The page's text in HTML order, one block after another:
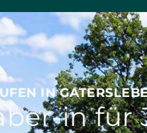
IN
in für